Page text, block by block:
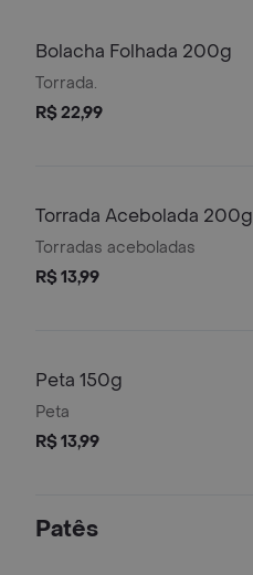
Bolacha Folhada 200g
Torrada.
R$ 22,99
Torrada Acebolada 200g
Torradas aceboladas
R$ 13,99
Peta 150g
Peta
R$ 13,99
Patês